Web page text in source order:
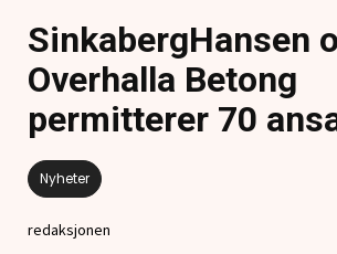
SinkabergHansen
Overhalla Betong
permitterer 70
Nyheter
redaksjonen